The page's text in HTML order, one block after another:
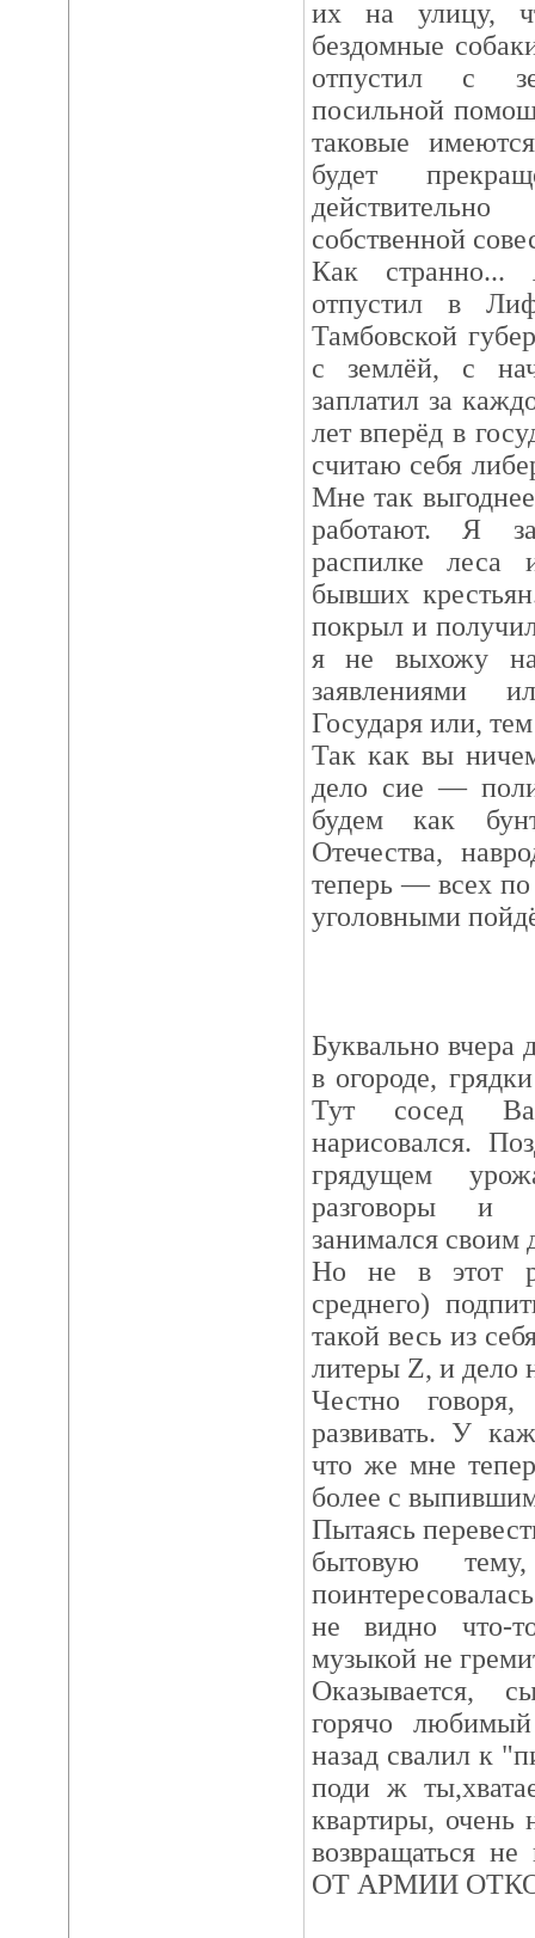
их на улицу,
бездомные
отпустил с
посильной
таковые
будет
собственной
Как странно...
отпустил в
Тамбовской
с землёй, с
заплатил за
лет вперёд в
считаю себя
Мне так
работают. Я
распилке
бывших
покрыл и
я не выхожу
заявлениями
Государя или,
Так как вы
дело сие —
будем как
Отечества,
теперь — всех
уголовными
Буквально вчера
в огороде,
Тут сосед
нарисовался.
грядущем
разговоры и
занимался своим
Но не в этот
среднего)
такой весь из
литеры Z, и дело
Честно
развивать. У
что же мне
более с
Пытаясь
бытовую
не видно что-
музыкой не
Оказывается,
горячо
назад свалил к
поди ж
квартиры, очень
возвращаться
ОТ АРМИИ